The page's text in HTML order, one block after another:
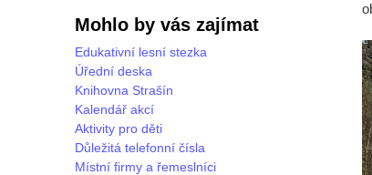
Mohlo by vás zajímat
Edukativní lesní stezka
Úřední deska
Knihovna Strašín
Kalendář akcí
Aktivity pro děti
Důležitá telefonní čísla
Místní firmy a řemeslníci